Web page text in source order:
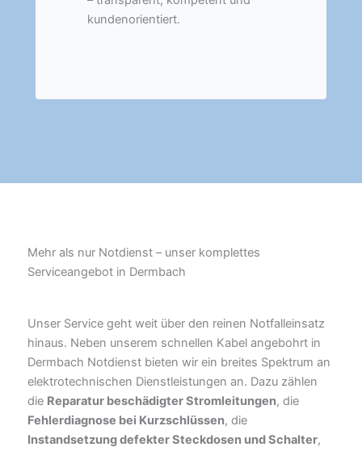
kundenorientiert.
Mehr als nur Notdienst – unser komplettes
Serviceangebot in Dermbach
Unser Service geht weit über den reinen Notfalleinsatz
hinaus. Neben unserem schnellen Kabel angebohrt in
Dermbach Notdienst bieten wir ein breites Spektrum an
elektrotechnischen Dienstleistungen an. Dazu zählen
die Reparatur beschädigter Stromleitungen, die
Fehlerdiagnose bei Kurzschlüssen, die
Instandsetzung defekter Steckdosen und Schalter,